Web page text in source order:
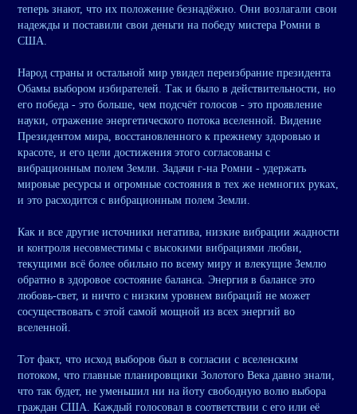
теперь знают, что их положение безнадёжно. Они возлагали свои
надежды и поставили свои деньги на победу мистера Ромни в
США.
Народ страны и остальной мир увидел переизбрание президента
Обамы выбором избирателей. Так и было в действительности, но
его победа - это больше, чем подсчёт голосов - это проявление
науки, отражение энергетического потока вселенной. Видение
Президентом мира, восстановленного к прежнему здоровью и
красоте, и его цели достижения этого согласованы с
вибрационным полем Земли. Задачи г-на Ромни - удержать
мировые ресурсы и огромные состояния в тех же немногих руках,
и это расходится с вибрационным полем Земли.
Как и все другие источники негатива, низкие вибрации жадности
и контроля несовместимы с высокими вибрациями любви,
текущими всё более обильно по всему миру и влекущие Землю
обратно в здоровое состояние баланса. Энергия в балансе это
любовь-свет, и ничто с низким уровнем вибраций не может
сосуществовать с этой самой мощной из всех энергий во
вселенной.
Тот факт, что исход выборов был в согласии с вселенским
потоком, что главные планировщики Золотого Века давно знали,
что так будет, не уменьшил ни на йоту свободную волю выбора
граждан США. Каждый голосовал в соответствии с его или её